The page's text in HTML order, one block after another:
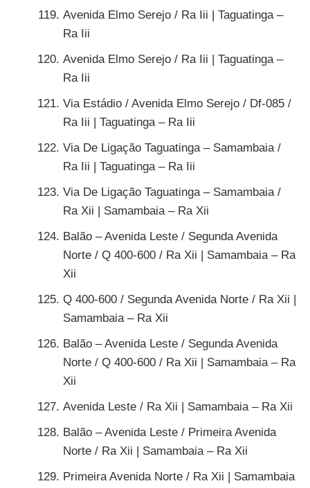
Avenida Elmo Serejo / Ra Iii | Taguatinga –
Ra Iii
Avenida Elmo Serejo / Ra Iii | Taguatinga –
Ra Iii
Via Estádio / Avenida Elmo Serejo / Df-085 /
Ra Iii | Taguatinga – Ra Iii
Via De Ligação Taguatinga – Samambaia /
Ra Iii | Taguatinga – Ra Iii
Via De Ligação Taguatinga – Samambaia /
Ra Xii | Samambaia – Ra Xii
Balão – Avenida Leste / Segunda Avenida
Norte / Q 400-600 / Ra Xii | Samambaia – Ra
Xii
Q 400-600 / Segunda Avenida Norte / Ra Xii |
Samambaia – Ra Xii
Balão – Avenida Leste / Segunda Avenida
Norte / Q 400-600 / Ra Xii | Samambaia – Ra
Xii
Avenida Leste / Ra Xii | Samambaia – Ra Xii
Balão – Avenida Leste / Primeira Avenida
Norte / Ra Xii | Samambaia – Ra Xii
Primeira Avenida Norte / Ra Xii | Samambaia